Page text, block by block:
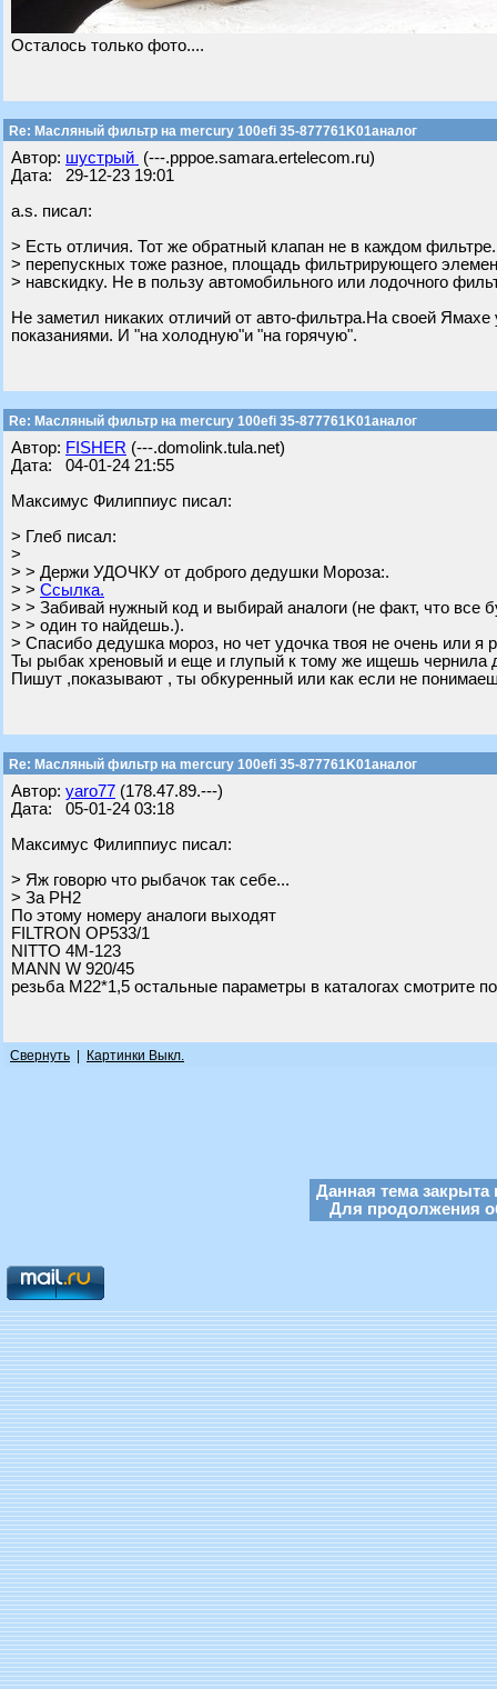
Осталось только фото....
Re: Масляный фильтр на mercury 100efi 35-877761K01аналог
Автор: шустрый (---.pppoe.samara.ertelecom.ru)
Дата: 29-12-23 19:01
a.s. писал:
> Есть отличия. Тот же обратный клапан не в каждом
> перепускных тоже разное, площадь фильтрирующего
> навскидку. Не в пользу автомобильного или лодочного
Не заметил никаких отличий от авто-фильтра.На своей
показаниями. И "на холодную"и "на горячую".
Re: Масляный фильтр на mercury 100efi 35-877761K01аналог
Автор: FISHER (---.domolink.tula.net)
Дата: 04-01-24 21:55
Максимус Филиппиус писал:
> Глеб писал:
>
> > Держи УДОЧКУ от доброго дедушки Мороза:.
> > Ссылка.
> > Забивай нужный код и выбирай аналоги (не факт, что все
> > один то найдешь.).
> Спасибо дедушка мороз, но чет удочка твоя не очень или я
Ты рыбак хреновый и еще и глупый к тому же ищешь чернила
Пишут ,показывают , ты обкуренный или как если не
Re: Масляный фильтр на mercury 100efi 35-877761K01аналог
Автор: yaro77 (178.47.89.---)
Дата: 05-01-24 03:18
Максимус Филиппиус писал:
> Яж говорю что рыбачок так себе...
> За PH2
По этому номеру аналоги выходят
FILTRON OP533/1
NITTO 4M-123
MANN W 920/45
резьба М22*1,5 остальные параметры в каталогах смотрите
Свернуть Картинки Выкл.
Данная тема закрыта
Для продолжения